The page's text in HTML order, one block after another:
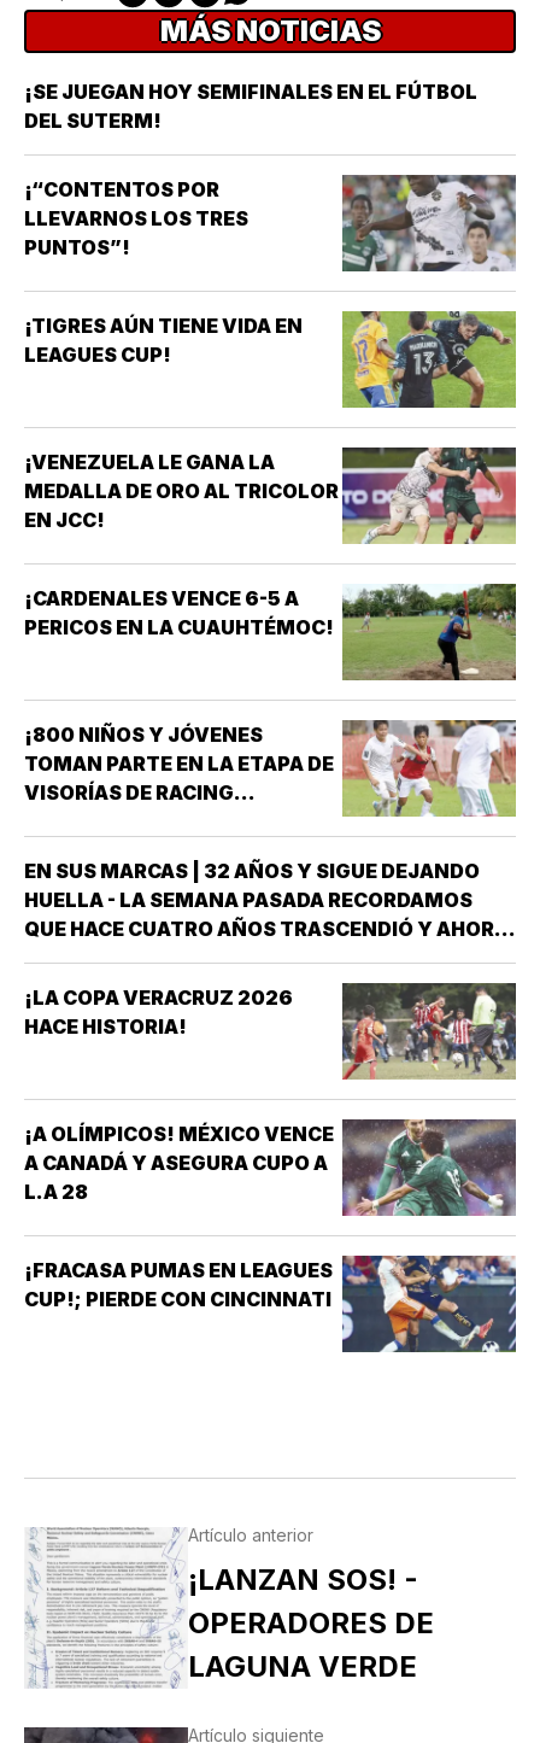
MÁS NOTICIAS
¡SE JUEGAN HOY SEMIFINALES EN EL FÚTBOL
DEL SUTERM!
¡“CONTENTOS POR
LLEVARNOS LOS TRES
PUNTOS”!
¡TIGRES AÚN TIENE VIDA EN
LEAGUES CUP!
¡VENEZUELA LE GANA LA
MEDALLA DE ORO AL TRICOLOR
EN JCC!
¡CARDENALES VENCE 6-5 A
PERICOS EN LA CUAUHTÉMOC!
¡800 NIÑOS Y JÓVENES
TOMAN PARTE EN LA ETAPA DE
VISORÍAS DE RACING
EN SUS MARCAS | 32 AÑOS Y SIGUE DEJANDO
HUELLA - LA SEMANA PASADA RECORDAMOS
QUE HACE CUATRO AÑOS TRASCENDIÓ Y AHORA
FORMA PARTE DE LA HISTORIA DEL DEPORTE
VERACRUZANO Y DE MÉXICO LA NADADORA DEL
CLUB ACUARIO ANA ROSA GRAHAM BAZÁN *ANA
¡LA COPA VERACRUZ 2026
HACE HISTORIA!
¡A OLÍMPICOS! MÉXICO VENCE
A CANADÁ Y ASEGURA CUPO A
L.A 28
¡FRACASA PUMAS EN LEAGUES
CUP!; PIERDE CON CINCINNATI
Artículo anterior
¡LANZAN SOS! -
OPERADORES DE
LAGUNA VERDE
Artículo siguiente